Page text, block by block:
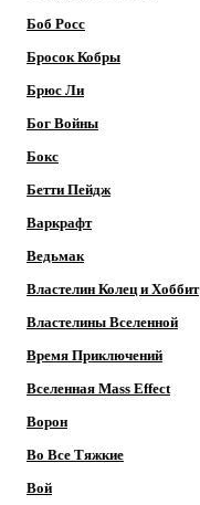
Боб Росс
Бросок Кобры
Брюс Ли
Бог Войны
Бокс
Бетти Пейдж
Варкрафт
Ведьмак
Властелин Колец и Хоббит
Властелины Вселенной
Время Приключений
Вселенная Mass Effect
Ворон
Во Все Тяжкие
Вой